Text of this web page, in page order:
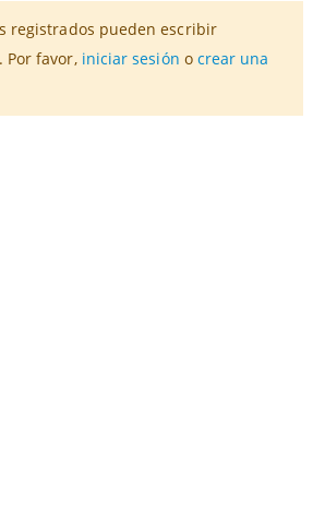
registrados pueden escribir
Por favor, iniciar sesión o crear una